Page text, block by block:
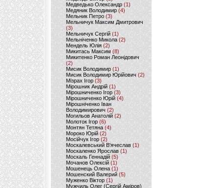
Медведько Олександр (1)
Медяник Володимир(4)
Мельник Петро (3)
Мельничук Максим Дмитрович
(3)
Мельничук Сергій (1)
Мельніченко Микола (2)
Мендель Юлія (2)
Микитась Максим (8)
Микитенко Роман Леонідович
(2)
Мисик Володимир (1)
Мисик Володимир Юрійович(2)
Мізрах Ігор(3)
Мірошник Андрій(1)
Мірошниченко Ігор (3)
Мірошниченко Юрій(4)
Мірошніченко Іван
Володимирович (2)
Могильов Анатолій (2)
Молоток Ігор (6)
Монтян Тетяна (4)
Мороко Юрій(2)
Мосійчук Ігор (2)
Москалевський В'ячеслав (1)
Москаленко Ярослав (1)
Москаль Геннадій (5)
Мочанов Олексій(1)
Мошенець Олена(1)
Мошенский Валерий (5)
Муженко Віктор (1)
Мужчиль Олег (Сергій Аміров)